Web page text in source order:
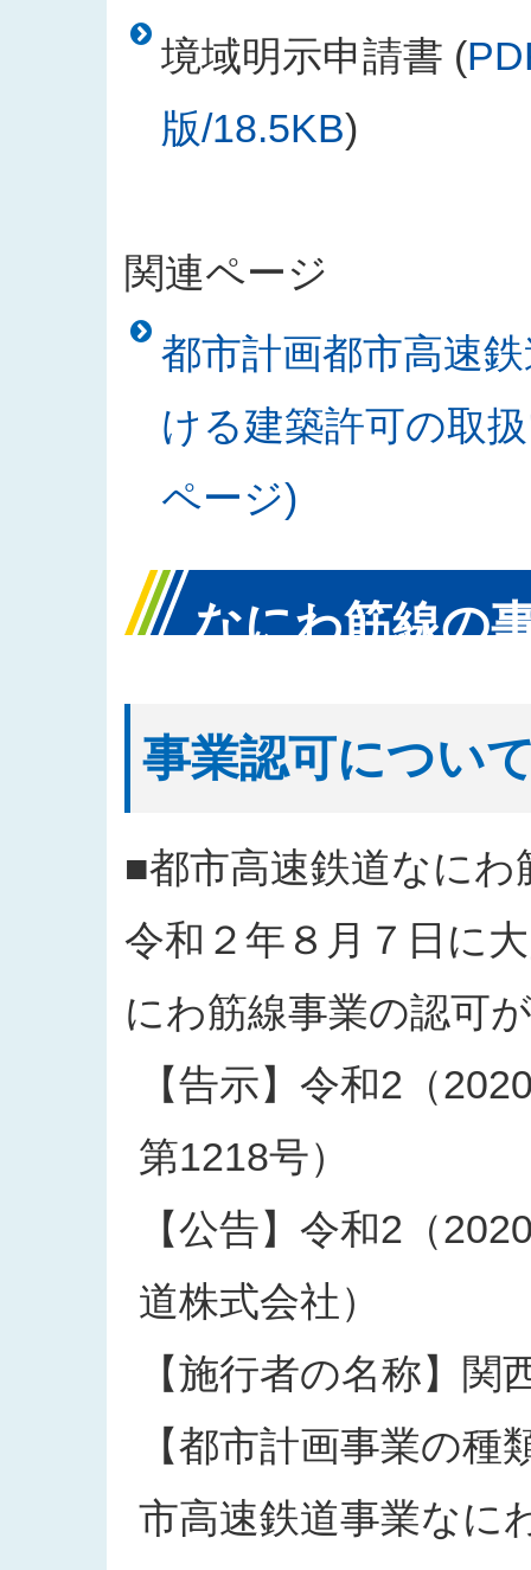
境域明示申請書 (
版/18.5KB)
関連ページ
都市計画都市高速
ける建築許可の取
ページ)
なにわ筋線の
事業認可につい
■都市高速鉄道なにわ
令和２年８月７日に
にわ筋線事業の認可
【告示】令和2（
第1218号）
【公告】令和2（
道株式会社）
【施行者の名称】関
【都市計画事業の
市高速鉄道事業なに